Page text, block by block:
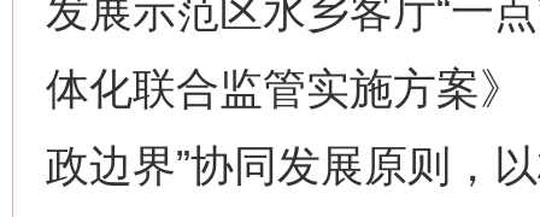
发展示范区水乡客厅“一
体化联合监管实施方案》
政边界”协同发展原则，